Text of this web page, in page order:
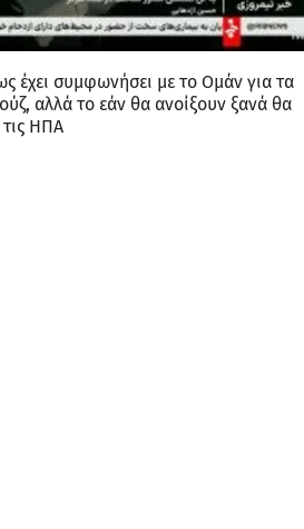
έχει συμφωνήσει με το Ομάν για τα
αλλά το εάν θα ανοίξουν ξανά θα
τις ΗΠΑ